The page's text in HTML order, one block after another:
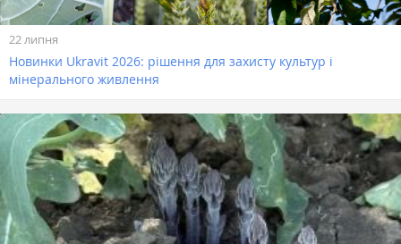
22 липня
Новинки Ukravit 2026: рішення для захисту культур і
мінерального живлення